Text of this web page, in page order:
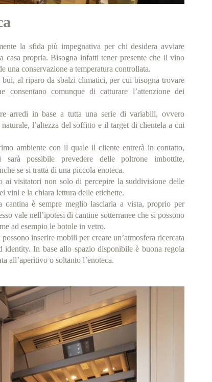
la sfida più impegnativa per chi desidera avviare
casa propria. Bisogna infatti tener presente che il vino
una conservazione a temperatura controllata.
al riparo da sbalzi climatici, per cui bisogna trovare
consentano comunque di catturare l’attenzione dei
arredi in base a tutta una serie di variabili, ovvero
l’altezza del soffitto e il target di clientela a cui
ambiente con il quale il cliente entrerà in contatto,
possibile prevedere delle poltrone imbottite,
se si tratta di una piccola enoteca.
ai visitatori non solo di percepire la suddivisione delle
vini e la chiara lettura delle etichette.
cantina è sempre meglio lasciarla a vista, proprio per
vale nell’ipotesi di cantine sotterranee che si possono
ad esempio le botole in vetro.
inserire mobili per creare un’atmosfera ricercata
In base allo spazio disponibile è buona regola
all’aperitivo o soltanto l’enoteca.